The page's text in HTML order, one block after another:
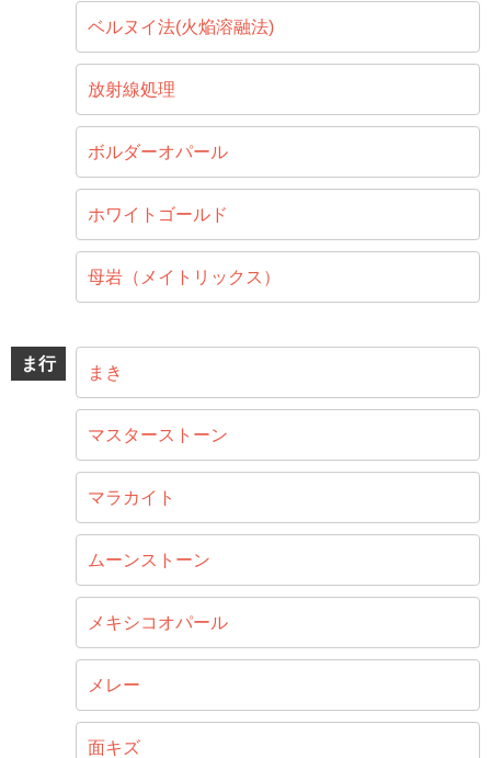
ベルヌイ法(火焔溶融法)
放射線処理
ボルダーオパール
ホワイトゴールド
母岩（メイトリックス）
ま行 まき
マスターストーン
マラカイト
ムーンストーン
メキシコオパール
メレー
面キズ